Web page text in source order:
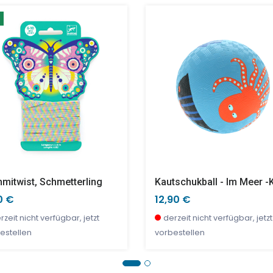
Kleine Tiere
Stück verfügbar
Fröhliche Freunde
17,90 €
wenige Stück verfügbar
& Ida Desertteller
Stück verfügbar
Fury Girl
11,95 €
wenige Stück verfügbar
Schmetterling
€
nicht verfügbar, jetzt
Kautschukball - Im Meer -
12,90 €
derzeit nicht verfügbar, jetzt
vorbestellen